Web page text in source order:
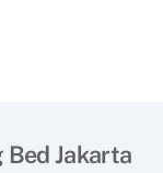
Jakarta